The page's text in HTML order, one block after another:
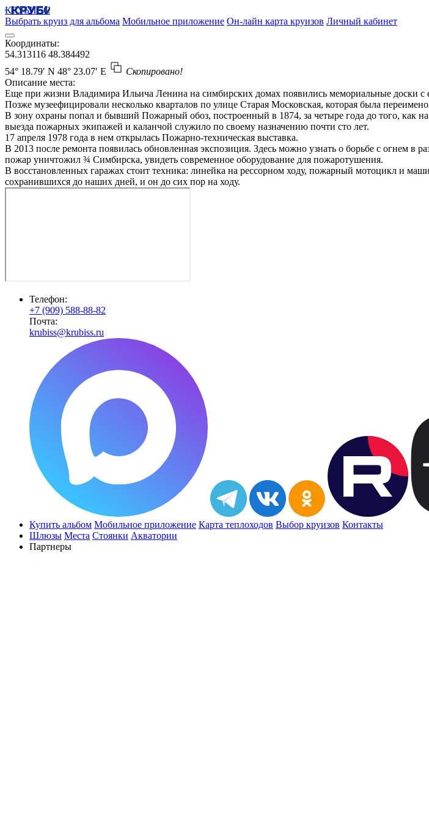
КРУБИСС
Выбрать круиз для альбома Мобильное приложение Он-лайн карта круизов Личный кабинет
Координаты:
54.313116 48.384492
54° 18.79′ N 48° 23.07′ E
Скопировано!
Описание места:
Еще при жизни Владимира Ильича Ленина на симбирских домах появились мемориальные доски с
Позже музеефицировали несколько кварталов по улице Старая Московская, которая была
В зону охраны попал и бывший Пожарный обоз, построенный в 1874, за четыре года до того, как
выезда пожарных экипажей и каланчой служило по своему назначению почти сто лет.
17 апреля 1978 года в нем открылась Пожарно-техническая выставка.
В 2013 после ремонта появилась обновленная экспозиция. Здесь можно узнать о борьбе с огнем
пожар уничтожил ¾ Симбирска, увидеть современное оборудование для пожаротушения.
В восстановленных гаражах стоит техника: линейка на рессорном ходу, пожарный мотоцикл и
сохранившихся до наших дней, и он до сих пор на ходу.
Телефон:
+7 (909) 588-88-82
Почта:
krubiss@krubiss.ru
Купить альбом Мобильное приложение Карта теплоходов Выбор круизов Контакты
Шлюзы Места Стоянки Акватории
Партнеры